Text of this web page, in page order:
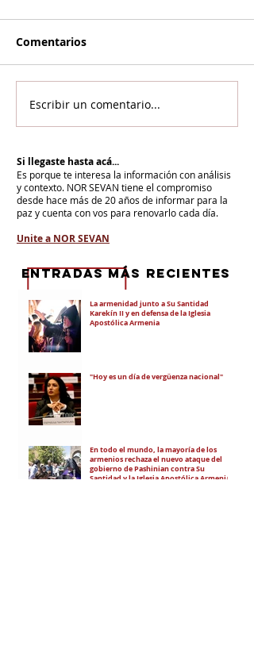
Comentarios
Escribir un comentario...
Si llegaste hasta acá...
Es porque te interesa la información con análisis
y contexto. NOR SEVAN tiene el compromiso
desde hace más de 20 años de informar para la
paz y cuenta con vos para renovarlo cada día.
Unite a NOR SEVAN
La armenidad junto a Su Santidad
Karekín II y en defensa de la Iglesia
Apostólica Armenia
"Hoy es un día de vergüenza nacional"
En todo el mundo, la mayoría de los
armenios rechaza el nuevo ataque del
gobierno de Pashinian contra Su
Santidad y la Iglesia Apostólica Armenia
eNTRADAS MÁS RECIENTES